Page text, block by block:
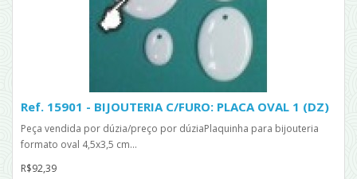
Ref. 15901 - BIJOUTERIA C/FURO: PLACA OVAL 1 (DZ)
Peça vendida por dúzia/preço por dúziaPlaquinha para bijouteria
formato oval 4,5x3,5 cm...
R$92,39